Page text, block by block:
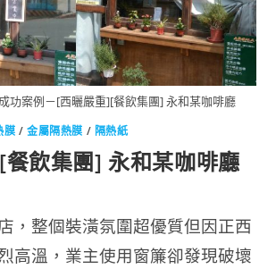
功案例－[西曬嚴重][餐飲集團] 永和某咖啡廳
膜 /金屬隔熱膜 / 隔熱紙
飲集團] 永和某咖啡廳
，整個裝潢氛圍超優質但因正西
高溫， 業主使用窗簾卻發現破壞